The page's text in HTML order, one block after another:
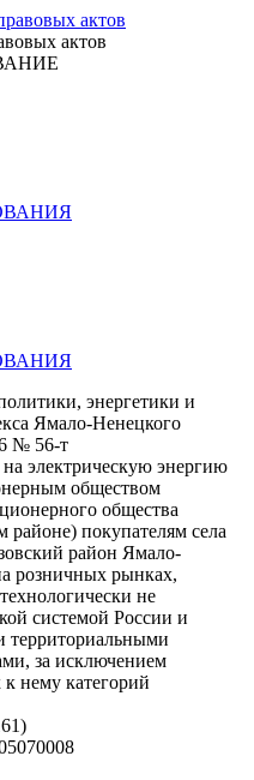
актов
энергетики и
Ямало-Ненецкого
№ 56-т
электрическую энергию
обществом
общества
покупателям села
район Ямало-
розничных рынках,
не
системой России и
территориальными
за исключением
нему категорий